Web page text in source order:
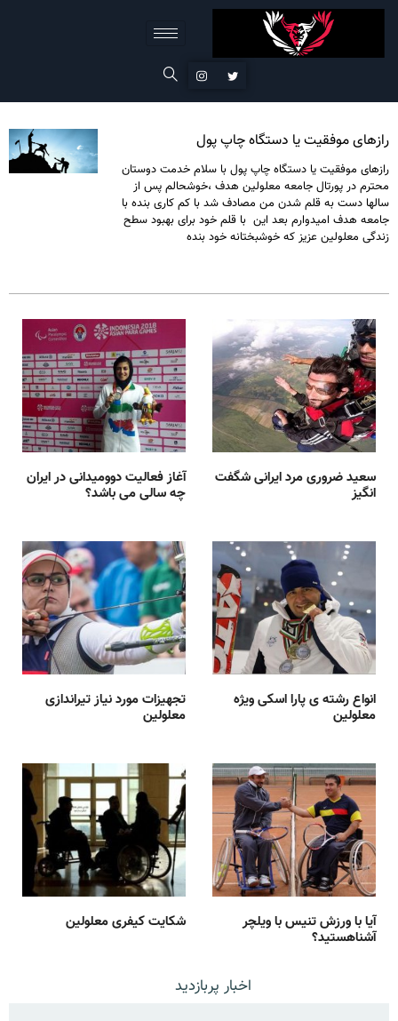
رازهای موفقیت یا دستگاه چاپ پول
رازهای موفقیت یا دستگاه چاپ پول با سلام خدمت دوستان
محترم در پورتال جامعه معلولین هدف ،خوشحالم پس از
سالها دست به قلم شدن من مصادف شد با کم کاری بنده با
جامعه هدف امیدوارم بعد این با قلم خود برای بهبود سطح
زندگی معلولین عزیز که خوشبختانه خود بنده
آغاز فعالیت دوومیدانی در ایران
چه سالی می باشد؟
سعید ضروری مرد ایرانی شگفت
انگیز
تجهیزات مورد نیاز تیراندازی
معلولین
انواع رشته ی پارا اسکی ویژه
معلولین
شکایت کیفری معلولین آیا با ورزش تنیس با ویلچر
آشناهستید؟
اخبار پربازدید